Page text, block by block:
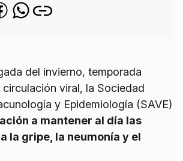
del invierno, temporada
viral, la Sociedad
y Epidemiología (SAVE)
a mantener al día las
la gripe, la neumonía y el